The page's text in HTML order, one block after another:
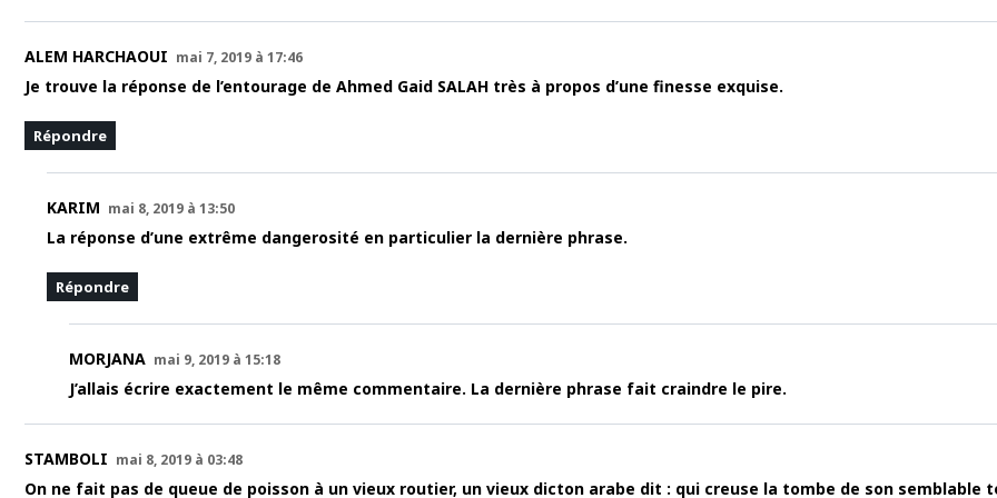
ALEM HARCHAOUI mai 7, 2019 à 17:46
Je trouve la réponse de l’entourage de Ahmed Gaid SALAH très à propos d’une finesse exquise.
Répondre
KARIM mai 8, 2019 à 13:50
La réponse d’une extrême dangerosité en particulier la dernière phrase.
Répondre
MORJANA mai 9, 2019 à 15:18
J’allais écrire exactement le même commentaire. La dernière phrase fait craindre le pire.
STAMBOLI mai 8, 2019 à 03:48
On ne fait pas de queue de poisson à un vieux routier, un vieux dicton arabe dit : qui creuse la tombe de son semblable